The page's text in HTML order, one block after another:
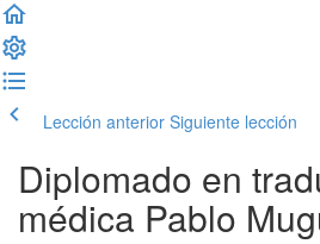
Lección anterior Siguiente lección
Diplomado en
médica Pablo